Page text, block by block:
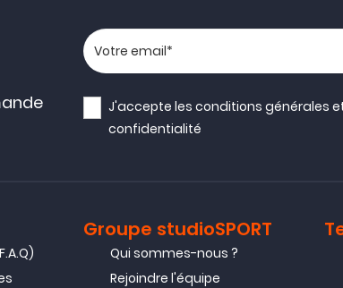
Votre adresse email
J'accepte lesconditions générales
confidentialité
Groupe studioSPORT
Qui sommes-nous ?
Rejoindre l'équipe